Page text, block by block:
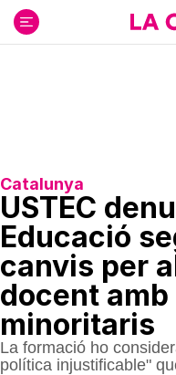
contenido
Catalunya
USTEC
Educació
canvis per
docent
minoritaris
La formació ho
política injustificable"